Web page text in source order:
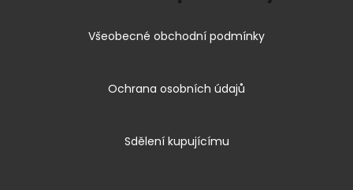
Všeobecné obchodní podmínky
Ochrana osobních údajů
Sdělení kupujícímu